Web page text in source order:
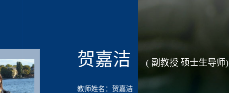
贺嘉洁 ( 副教授 硕士生导师)
教师姓名：贺嘉洁